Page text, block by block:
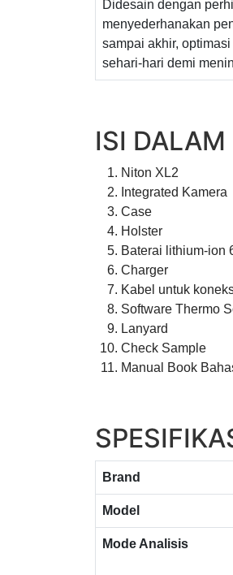
Didesain dengan
menyederhanakan
sampai akhir,
sehari-hari demi
ISI DALAM
Niton XL2
Integrated Kamera
Case
Holster
Baterai lithium-ion
Charger
Kabel untuk
Software Thermo
Lanyard
Check Sample
Manual Book
Brand
Model
Mode Analisis